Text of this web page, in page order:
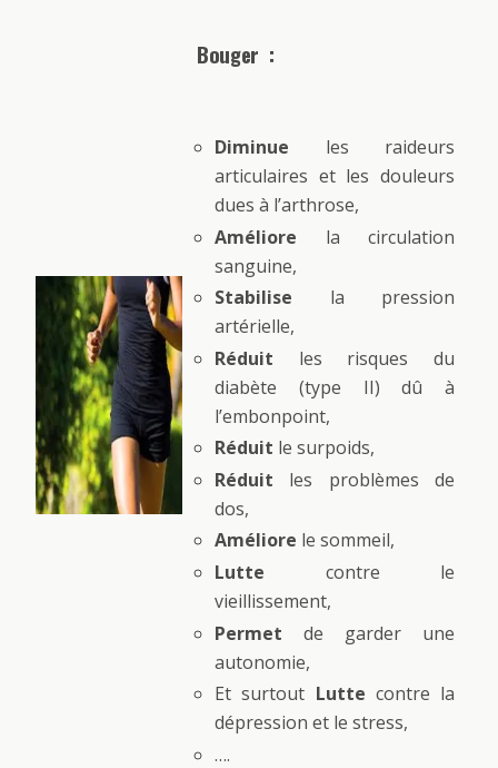
Bouger :
Diminue les raideurs
articulaires et les douleurs
dues à l’arthrose,
Améliore la circulation
sanguine,
Stabilise la pression
artérielle,
Réduit les risques du
diabète (type II) dû à
l’embonpoint,
Réduit le surpoids,
Réduit les problèmes de
dos,
Améliore le sommeil,
Lutte contre le
vieillissement,
Permet de garder une
autonomie,
Et surtout Lutte contre la
dépression et le stress,
….